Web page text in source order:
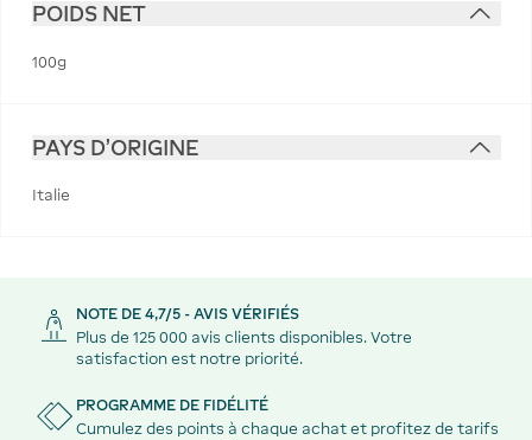
POIDS NET
100g
PAYS D'ORIGINE
Italie
NOTE DE 4,7/5 - AVIS VÉRIFIÉS
Plus de 125 000 avis clients disponibles. Votre
satisfaction est notre priorité.
PROGRAMME DE FIDÉLITÉ
Cumulez des points à chaque achat et profitez de tarifs